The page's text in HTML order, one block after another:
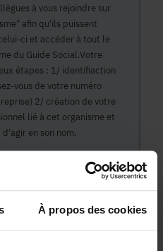
À propos des cookies
à vous rejoindre sur
afin qu'ils puissent
ci et accéder à tout le
du Guide Social.Votre
étapes : 1/ identifiaction
vous de votre numéro
2/ création de votre
lié à cet organisme et
en son nom.